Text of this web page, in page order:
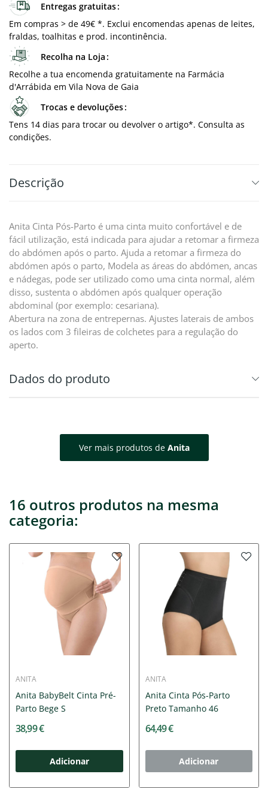
Entregas gratuitas
Em compras > de 49€ *. Exclui encomendas apenas de leites,
fraldas, toalhitas e prod. incontinência.
Recolha na Loja
Recolhe a tua encomenda gratuitamente na Farmácia
d'Arrábida em Vila Nova de Gaia
Trocas e devoluções
Tens 14 dias para trocar ou devolver o artigo*. Consulta as
condições.
Descrição
Anita Cinta Pós-Parto é uma cinta muito confortável e de
fácil utilização, está indicada para ajudar a retomar a firmeza
do abdómen após o parto. Ajuda a retomar a firmeza do
abdómen após o parto, Modela as áreas do abdómen, ancas
e nádegas, pode ser utilizado como uma cinta normal, além
disso, sustenta o abdómen após qualquer operação
abdominal (por exemplo: cesariana).
Abertura na zona de entrepernas. Ajustes laterais de ambos
os lados com 3 fileiras de colchetes para a regulação do
aperto.
Dados do produto
Ver mais produtos de Anita
16 outros produtos na mesma
categoria:
ANITA
Anita BabyBelt Cinta Pré-
Parto Bege S
38,99 €
Adicionar
ANITA
Anita Cinta Pós-Parto
Preto Tamanho 46
64,49 €
Adicionar